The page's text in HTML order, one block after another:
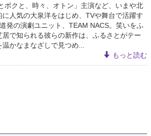
ボクと、時々、オトン」主演など、いまや北
人気の大泉洋をはじめ、TVや舞台で活躍す
発の演劇ユニット、TEAM NACS。笑いをふ
居で知られる彼らの新作は、ふるさとがテー
かなまなざしで見つめ...
もっと読む